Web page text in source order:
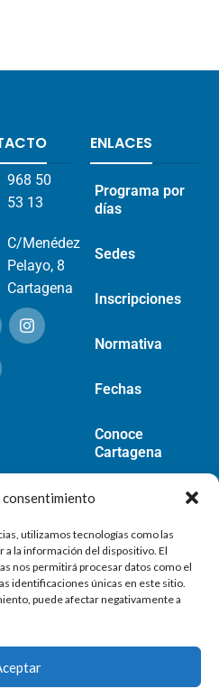
utilizamos tecnologías como las
a la información del dispositivo. El
nos permitirá procesar datos como el
identificaciones únicas en este sitio.
puede afectar negativamente a
968 50
53 13
C/Menédez
Pelayo, 8
Cartagena
ENLACES
Programa por
días
Sedes
Inscripciones
Normativa
Fechas
Conoce
Cartagena